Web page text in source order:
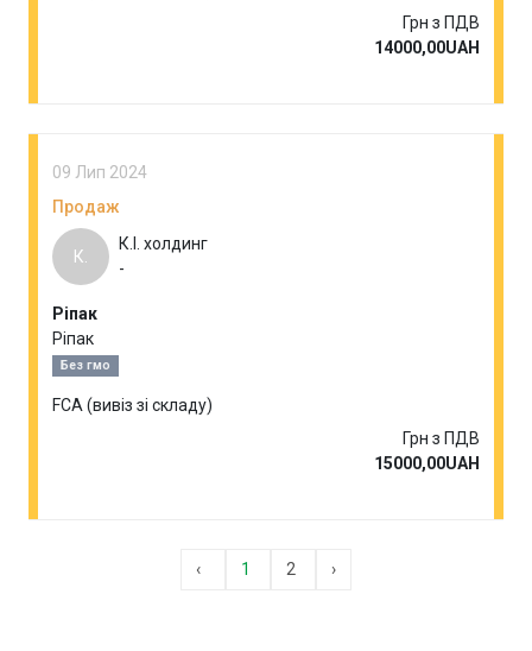
Грн з ПДВ
14000,00UAH
09 Лип 2024
Продаж
К.
К.І. холдинг
-
Ріпак
Ріпак
Без гмо
FCA (вивіз зі складу)
Грн з ПДВ
15000,00UAH
‹ 1 2 ›